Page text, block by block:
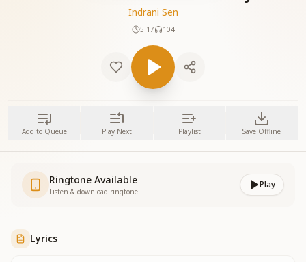
Indrani Sen
5:17 104
Add to Queue Play Next Playlist Save Offline
Ringtone Available
Listen & download ringtone
Play
Lyrics